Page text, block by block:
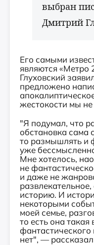
выбран
Дмитрий
Его самыми
являются «Метро
Глуховский
предложено
жестокости мы
"Я подумал, что
обстановка сама
то размышлять и
уже
Мне хотелось,
не
и даже не
историю. И
некоторыми
моей семье,
то есть она
нет", — рассказал